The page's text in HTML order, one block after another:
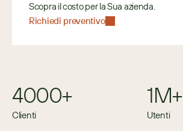
Scopra il costo per la Sua azienda.
Richiedi preventivo
4000+
Clienti
1M+
Utenti